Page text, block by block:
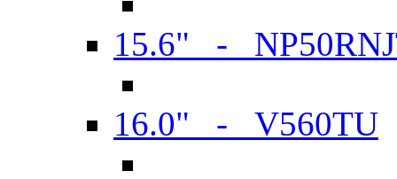
15.6" -
16.0" - V560TU